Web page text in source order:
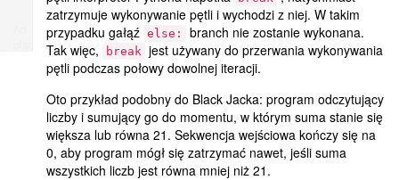
zatrzymuje wykonywanie pętli i wychodzi z niej. W takim
przypadku gałąź else:
branch nie zostanie wykonana.
Tak więc,
break jest używany do przerwania wykonywania
pętli podczas połowy dowolnej iteracji.
Oto przykład podobny do Black Jacka: program odczytujący
liczby i sumujący go do momentu, w którym suma stanie się
większa lub równa 21. Sekwencja wejściowa kończy się na
0, aby program mógł się zatrzymać nawet, jeśli suma
wszystkich liczb jest równa mniej niż 21.